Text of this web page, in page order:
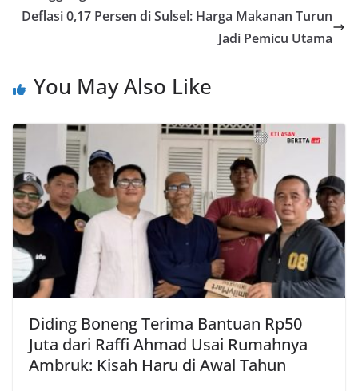
Deflasi 0,17 Persen di Sulsel: Harga Makanan Turun
Jadi Pemicu Utama
You May Also Like
Diding Boneng Terima Bantuan Rp50
Juta dari Raffi Ahmad Usai Rumahnya
Ambruk: Kisah Haru di Awal Tahun